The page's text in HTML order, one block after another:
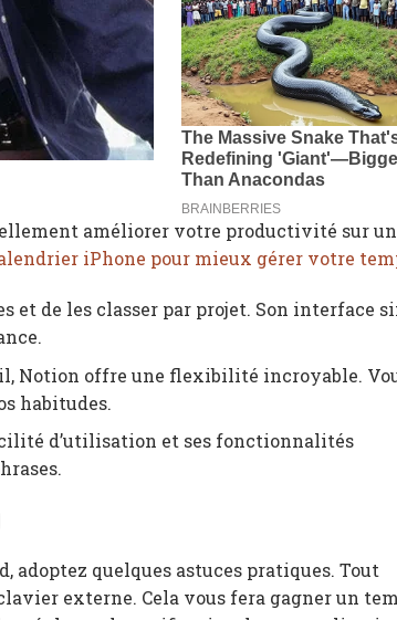
améliorer votre productivité sur un
iPhone pour mieux gérer votre
et de les classer par projet. Son interface
Notion offre une flexibilité incroyable.
habitudes.
d’utilisation et ses fonctionnalités
quelques astuces pratiques. Tout
externe. Cela vous fera gagner un